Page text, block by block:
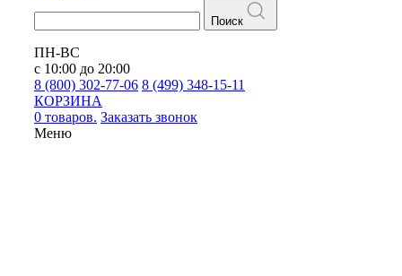
Поиск
ПН-ВС
с 10:00 до 20:00
8 (800) 302-77-06 8 (499) 348-15-11
КОРЗИНА
0 товаров. Заказать звонок
Меню